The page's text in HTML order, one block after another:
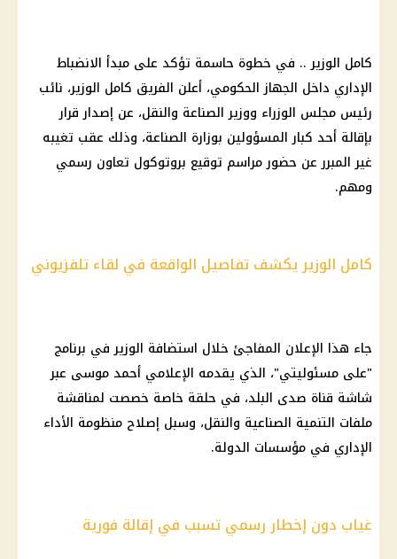
كامل الوزير .. في خطوة حاسمة تؤكد على مبدأ الانضباط
الإداري داخل الجهاز الحكومي، أعلن الفريق كامل الوزير، نائب
رئيس مجلس الوزراء ووزير الصناعة والنقل، عن إصدار قرار
بإقالة أحد كبار المسؤولين بوزارة الصناعة، وذلك عقب تغيبه
غير المبرر عن حضور مراسم توقيع بروتوكول تعاون رسمي
ومهم.
كامل الوزير يكشف تفاصيل الواقعة في لقاء تلفزيوني
جاء هذا الإعلان المفاجئ خلال استضافة الوزير في برنامج
"على مسئوليتي"، الذي يقدمه الإعلامي أحمد موسى عبر
شاشة قناة صدى البلد، في حلقة خاصة خصصت لمناقشة
ملفات التنمية الصناعية والنقل، وسبل إصلاح منظومة الأداء
الإداري في مؤسسات الدولة.
غياب دون إخطار رسمي تسبب في إقالة فورية